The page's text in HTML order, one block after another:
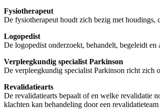
Fysiotherapeut
De fysiotherapeut houdt zich bezig met
Logopedist
De logopedist onderzoekt, behandelt, begeleidt
Verpleegkundig specialist Parkinson
De verpleegkundig specialist Parkinson richt zich
Revalidatiearts
De revalidatiearts bepaalt of en welke revalidatie
klachten kan behandeling door een